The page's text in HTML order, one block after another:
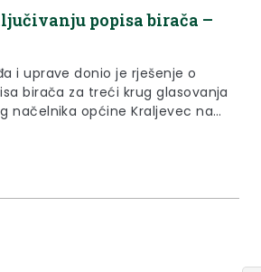
popisa birača –
i uprave donio je rješenje o
birača za treći krug glasovanja
načelnika općine Kraljevec na